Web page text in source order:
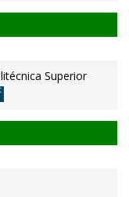
Superior